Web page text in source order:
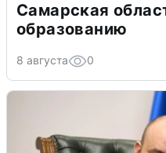
Самарская
образованию
8 августа 0